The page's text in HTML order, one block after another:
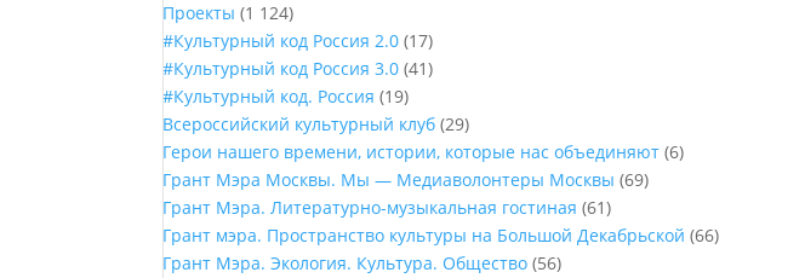
Проекты (1 124)
#Культурный код Россия 2.0 (17)
#Культурный код Россия 3.0 (41)
#Культурный код. Россия (19)
Всероссийский культурный клуб (29)
Герои нашего времени, истории, которые нас объединяют (6)
Грант Мэра Москвы. Мы — Медиаволонтеры Москвы (69)
Грант Мэра. Литературно-музыкальная гостиная (61)
Грант мэра. Пространство культуры на Большой Декабрьской (66)
Грант Мэра. Экология. Культура. Общество (56)